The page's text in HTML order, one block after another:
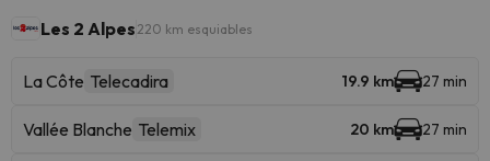
Les 2 Alpes 220 km esquiables
La Côte Telecadira 19.9 km 27 min
Vallée Blanche Telemix 20 km 27 min